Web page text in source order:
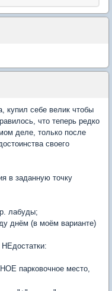
купил себе велик чтобы
что теперь редко
деле, только после
своего
в заданную точку
лабуды;
днём (в моём варианте)
парковочное место,